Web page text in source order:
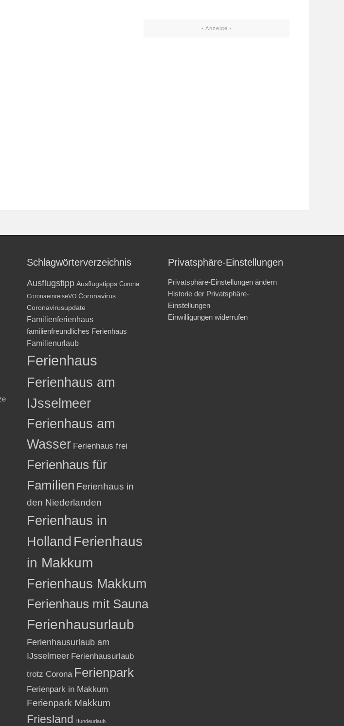
- Anzeige -
Schlagwörterverzeichnis
Ausflugstipp Ausflugstipps Corona
CoronaeinreiseVO Coronavirus
Coronavirusupdate
Familienferienhaus
familienfreundliches Ferienhaus
Familienurlaub
Ferienhaus
Ferienhaus am
IJsselmeer
Ferienhaus am
Wasser Ferienhaus frei
Ferienhaus für
Familien Ferienhaus in
den Niederlanden
Ferienhaus in
Holland Ferienhaus
in Makkum
Ferienhaus Makkum
Ferienhaus mit Sauna
Ferienhausurlaub
Ferienhausurlaub am
IJsselmeer Ferienhausurlaub
trotz Corona Ferienpark
Ferienpark in Makkum
Ferienpark Makkum
Friesland Hundeurlaub
Privatsphäre-Einstellungen
Privatsphäre-Einstellungen ändern
Historie der Privatsphäre-
Einstellungen
Einwilligungen widerrufen